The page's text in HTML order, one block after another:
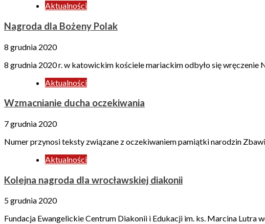
Aktualności
Nagroda dla Bożeny Polak
8 grudnia 2020
8 grudnia 2020 r. w katowickim kościele mariackim odbyło się wręczenie
Aktualności
Wzmacnianie ducha oczekiwania
7 grudnia 2020
Numer przynosi teksty związane z oczekiwaniem pamiątki narodzin
Aktualności
Kolejna nagroda dla wrocławskiej diakonii
5 grudnia 2020
Fundacja Ewangelickie Centrum Diakonii i Edukacji im. ks. Marcina Lutra